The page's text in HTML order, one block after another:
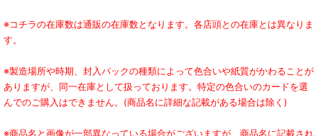
※コチラの在庫数は通販の在庫数となります。各店頭との在庫とは異なりま
す。
※製造場所や時期、封入パックの種類によって色合いや紙質がかわることが
ありますが、同一在庫として扱っております。特定の色合いのカードを選
んでのご購入はできません。(商品名に詳細な記載がある場合は除く)
※商品名と画像が一部異なっている場合がございますが、商品名に記載され